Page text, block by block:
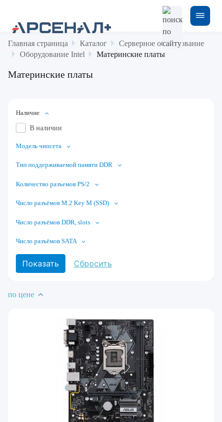
Главная страница Каталог
Серверное оборудование
Оборудование Intel
Материнские платы
Материнские платы
Наличие
В наличии
Модель чипсета
Тип поддерживаемой памяти DDR
Количество разъемов PS/2
Число разъёмов M.2 Key M (SSD)
Число разъёмов DDR, slots
Число разъёмов SATA
по цене